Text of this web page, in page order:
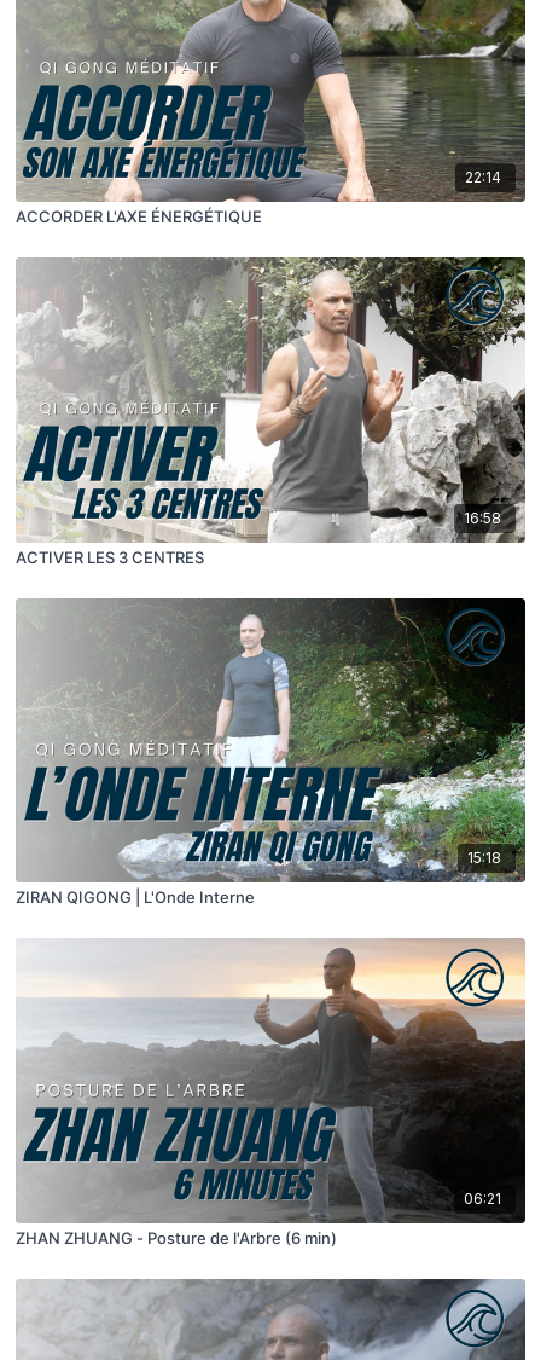
22:14
ACCORDER L'AXE ÉNERGÉTIQUE
16:58
ACTIVER LES 3 CENTRES
15:18
ZIRAN QIGONG | L'Onde Interne
06:21
ZHAN ZHUANG - Posture de l'Arbre (6 min)